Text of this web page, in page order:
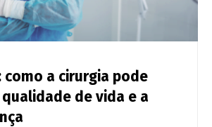
a cirurgia pode
de vida e a